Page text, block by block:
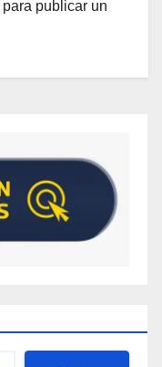
para publicar un